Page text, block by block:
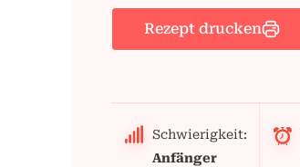
Rezept drucken
Schwierigkeit:
Anfänger